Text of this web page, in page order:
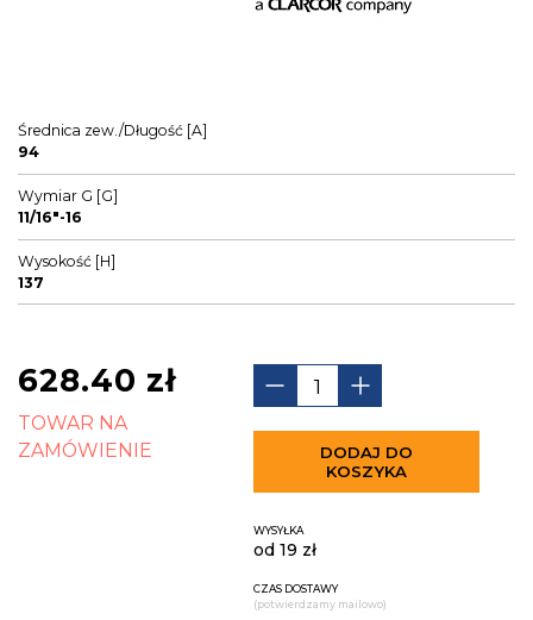
Średnica zew./Długość [A]
94
Wymiar G [G]
11/16"-16
Wysokość [H]
137
628.40 zł
TOWAR NA
ZAMÓWIENIE
DODAJ DO
KOSZYKA
WYSYŁKA
od 19 zł
CZAS DOSTAWY
(potwierdzamy mailowo)